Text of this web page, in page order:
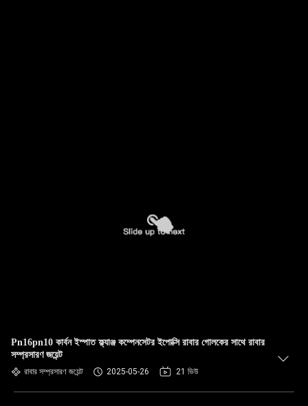
Pn16pn10 কার্বন ইস্পাত ফ্ল্যাঞ্জ কম্পেনসেটর ইপোক্সি রাবার গোলকের সাথে রাবার
সম্প্রসারণ জয়েন্ট
রাবার সম্প্রসারণ জয়েন্ট 2025-05-26 21 ভিউ